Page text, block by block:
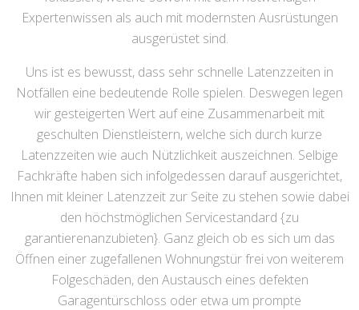
Expertenwissen als auch mit modernsten Ausrüstungen
ausgerüstet sind.
Uns ist es bewusst, dass sehr schnelle Latenzzeiten in
Notfällen eine bedeutende Rolle spielen. Deswegen legen
wir gesteigerten Wert auf eine Zusammenarbeit mit
geschulten Dienstleistern, welche sich durch kurze
Latenzzeiten wie auch Nützlichkeit auszeichnen. Selbige
Fachkräfte haben sich infolgedessen darauf ausgerichtet,
Ihnen mit kleiner Latenzzeit zur Seite zu stehen sowie dabei
den höchstmöglichen Servicestandard {zu
garantierenanzubieten}. Ganz gleich ob es sich um das
Öffnen einer zugefallenen Wohnungstür frei von weiterem
Folgeschäden, den Austausch eines defekten
Garagentürschloss oder etwa um prompte